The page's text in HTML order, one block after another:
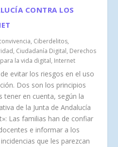
CONTRA LOS
, Ciberdelitos,
, Ciudadanía Digital, Derechos
la vida digital, Internet
evitar los riesgos en el uso
Dos son los principios
tener en cuenta, según la
de la Junta de Andalucía
Las familias han de confiar
e informar a los
que les parezcan